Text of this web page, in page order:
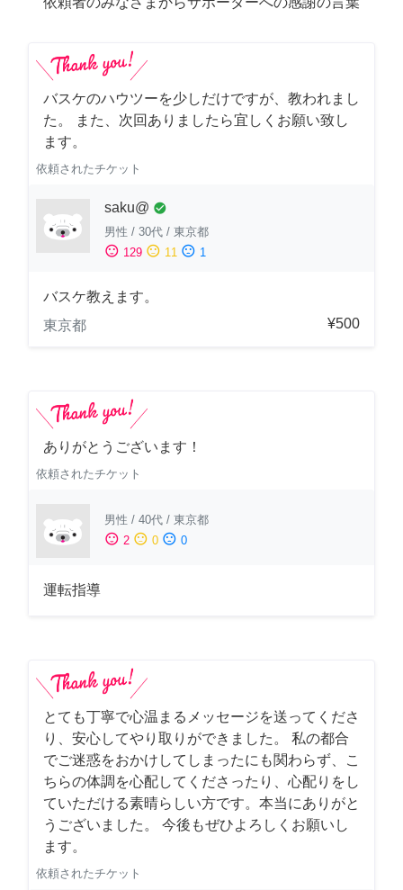
バスケのハウツーを少しだけですが、教われまし
た。 また、次回ありましたら宜しくお願い致し
ます。
依頼されたチケット
saku@ check_circle
男性 / 30代 / 東京都
sentiment_satisfied 129 sentiment_neutral 11 sentiment_dissatisfied 1
バスケ教えます。
東京都
¥500
ありがとうございます！
依頼されたチケット
男性 / 40代 / 東京都
sentiment_satisfied 2 sentiment_neutral 0 sentiment_dissatisfied 0
運転指導
とても丁寧で心温まるメッセージを送ってくださ
り、安心してやり取りができました。 私の都合
でご迷惑をおかけしてしまったにも関わらず、こ
ちらの体調を心配してくださったり、心配りをし
ていただける素晴らしい方です。本当にありがと
うございました。 今後もぜひよろしくお願いし
ます。
依頼されたチケット